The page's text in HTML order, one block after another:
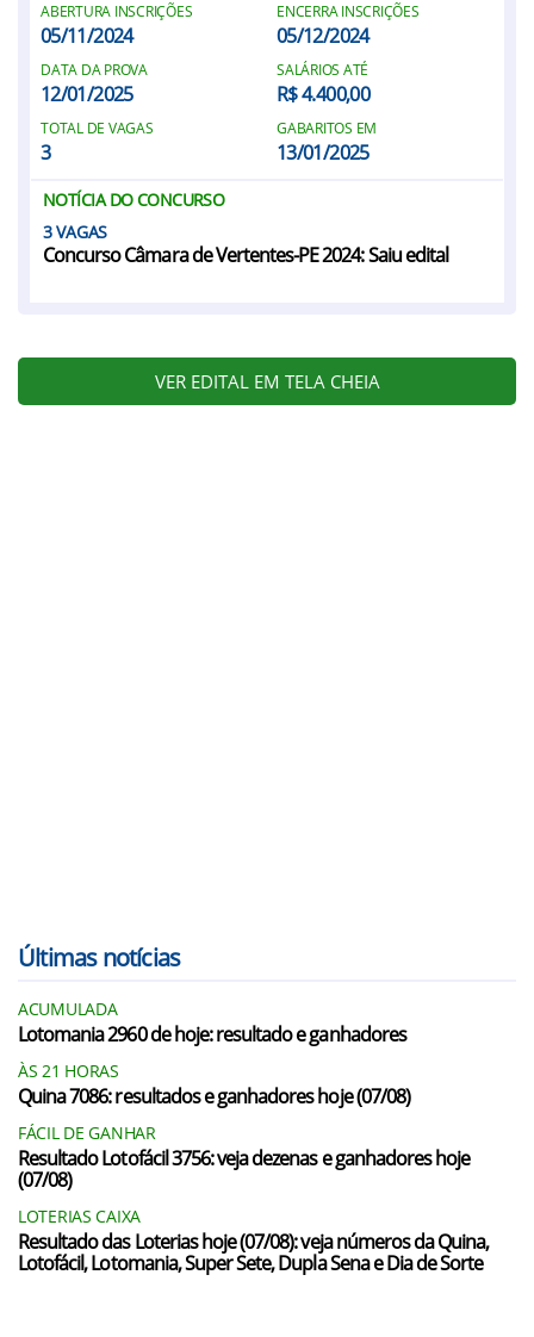
ABERTURA INSCRIÇÕES
05/11/2024
ENCERRA INSCRIÇÕES
05/12/2024
DATA DA PROVA
12/01/2025
SALÁRIOS ATÉ
R$ 4.400,00
TOTAL DE VAGAS
3
GABARITOS EM
13/01/2025
NOTÍCIA DO CONCURSO
3
Concurso Câmara de Vertentes-PE 2024: Saiu edital
VER EDITAL EM TELA CHEIA
Últimas notícias
ACUMULADA
Lotomania 2960 de hoje: resultado e ganhadores
ÀS 21 HORAS
Quina 7086: resultados e ganhadores hoje (07/08)
FÁCIL DE GANHAR
Resultado Lotofácil 3756: veja dezenas e ganhadores hoje
(07/08)
LOTERIAS CAIXA
Resultado das Loterias hoje (07/08): veja números da Quina,
Lotofácil, Lotomania, Super Sete, Dupla Sena e Dia de Sorte